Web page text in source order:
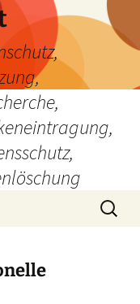
Suchen
nach: